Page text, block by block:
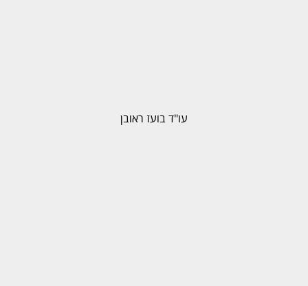
עו"ד בועז ראובן